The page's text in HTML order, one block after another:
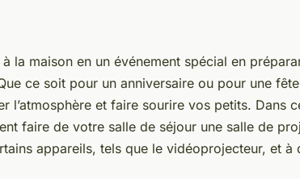
à
la maison en un événement spécial en
ce soit pour un anniversaire ou pour une
l’atmosphère et faire sourire vos petits. Dans
faire de votre salle de séjour une salle de
appareils, tels que le vidéoprojecteur, et à